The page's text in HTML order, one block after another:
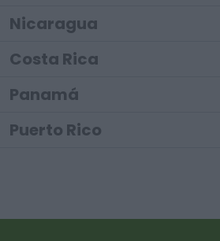
Nicaragua
Costa Rica
Panamá
Puerto Rico